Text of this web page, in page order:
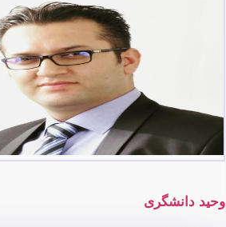
وحید دانشگری